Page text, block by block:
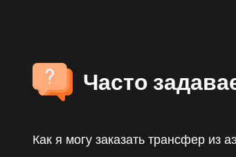
Часто
Как я могу заказать трансфер из